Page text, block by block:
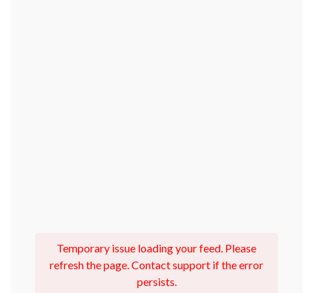
Temporary issue loading your feed. Please
refresh the page. Contact support if the error
persists.